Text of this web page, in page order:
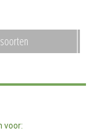
voor: